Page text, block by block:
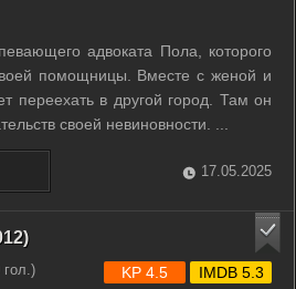
адвоката Пола, которого
помощницы. Вместе с женой и
переехать в другой город. Там он
своей невиновности. ...
17.05.2025
гол.) KP 4.5 IMDB 5.3